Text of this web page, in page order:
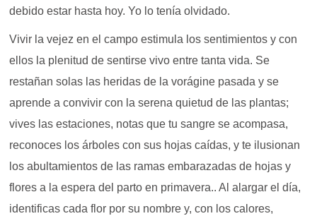
debido estar hasta hoy. Yo lo tenía olvidado.
Vivir la vejez en el campo estimula los sentimientos y con
ellos la plenitud de sentirse vivo entre tanta vida. Se
restañan solas las heridas de la vorágine pasada y se
aprende a convivir con la serena quietud de las plantas;
vives las estaciones, notas que tu sangre se acompasa,
reconoces los árboles con sus hojas caídas, y te ilusionan
los abultamientos de las ramas embarazadas de hojas y
flores a la espera del parto en primavera.. Al alargar el día,
identificas cada flor por su nombre y, con los calores,